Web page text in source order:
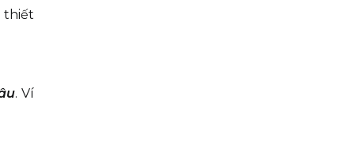
thiết
. Ví